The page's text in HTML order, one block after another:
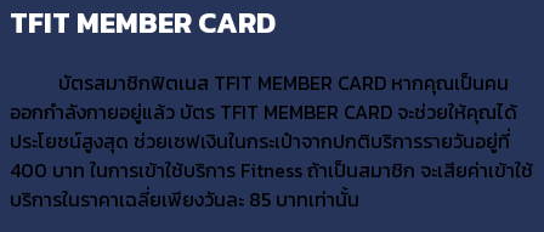
TFIT MEMBER CARD
บัตรสมาชิกฟิตเนส TFIT MEMBER CARD หากคุณเป็นคน
ออกกำลังกายอยู่แล้ว บัตร TFIT MEMBER CARD จะช่วยให้คุณได้
ประโยชน์สูงสุด ช่วยเซฟเงินในกระเป๋าจากปกติบริการรายวันอยู่ที่
400 บาท ในการเข้าใช้บริการ Fitness ถ้าเป็นสมาชิก จะเสียค่าเข้าใช้
บริการในราคาเฉลี่ยเพียงวันละ 85 บาทเท่านั้น